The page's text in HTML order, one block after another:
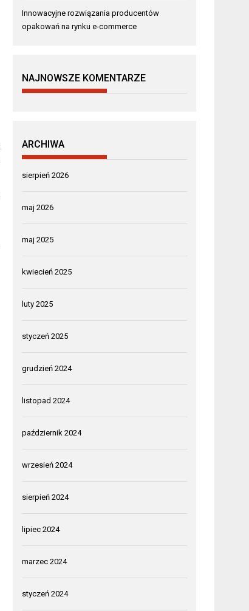
.
Innowacyjne rozwiązania producentów
opakowań na rynku e-commerce
NAJNOWSZE KOMENTARZE
ARCHIWA
sierpień 2026
maj 2026
maj 2025
kwiecień 2025
luty 2025
styczeń 2025
grudzień 2024
listopad 2024
październik 2024
wrzesień 2024
sierpień 2024
lipiec 2024
marzec 2024
styczeń 2024